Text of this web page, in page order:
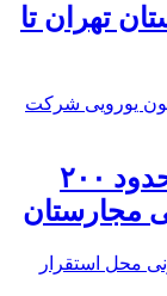
تهران تا
پیامدهای تجاوز به ایران؛ زیان حدود ۲۰۰
مجارستان